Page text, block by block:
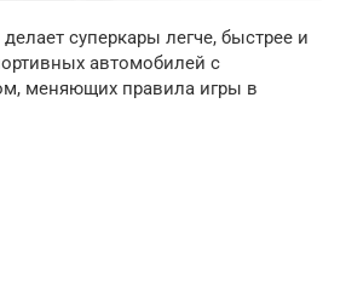
суперкары легче, быстрее и
автомобилей с
меняющих правила игры в